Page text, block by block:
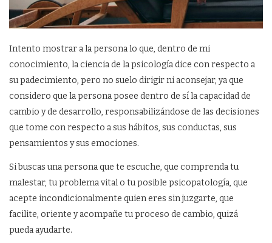
Intento mostrar a la persona lo que, dentro de mi
conocimiento, la ciencia de la psicología dice con respecto a
su padecimiento, pero no suelo dirigir ni aconsejar, ya que
considero que la persona posee dentro de sí la capacidad de
cambio y de desarrollo, responsabilizándose de las decisiones
que tome con respecto a sus hábitos, sus conductas, sus
pensamientos y sus emociones.
Si buscas una persona que te escuche, que comprenda tu
malestar, tu problema vital o tu posible psicopatología, que
acepte incondicionalmente quien eres sin juzgarte, que
facilite, oriente y acompañe tu proceso de cambio, quizá
pueda ayudarte.